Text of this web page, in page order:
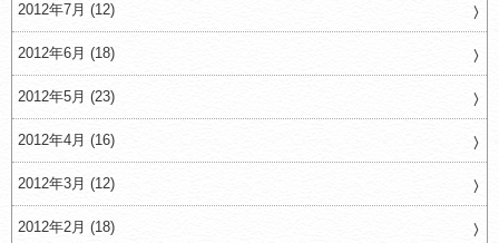
2012年7月 (12)
2012年6月 (18)
2012年5月 (23)
2012年4月 (16)
2012年3月 (12)
2012年2月 (18)